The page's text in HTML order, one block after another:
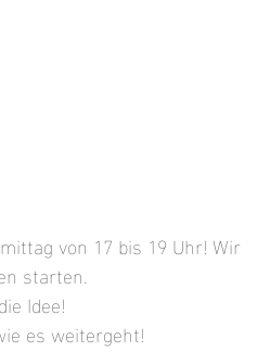
von 17 bis 19 Uhr! Wir
starten.
Idee!
es weitergeht!